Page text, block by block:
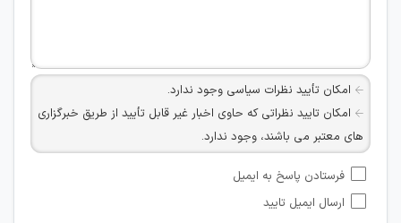
امکان تأیید نظرات سیاسی وجود ندارد.
امکان تایید نظراتی که حاوی اخبار غیر قابل تأیید از طریق خبرگزاری
های معتبر می باشند، وجود ندارد.
شبکه های مجازی ارتباطی می باشند وجود ندارد.
امکان تأیید نظرات کاربرانی که به هر طریقی قصد مأیوس کردن
فرستادن پاسخ به ایمیل
ارسال ایمیل تایید